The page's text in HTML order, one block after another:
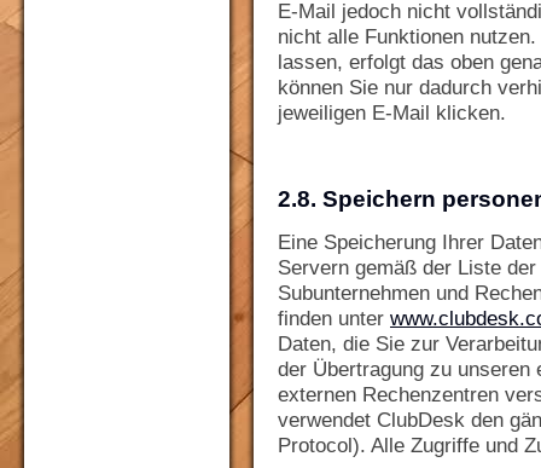
E-Mail jedoch nicht
nicht alle Funktionen
lassen, erfolgt das oben
können Sie nur dadurch
jeweiligen E-Mail klicken.
2.8. Speichern
Eine Speicherung Ihrer
Servern gemäß der Liste
Subunternehmen und
finden unter
Daten, die Sie zur
der Übertragung zu
externen Rechenzentren
verwendet ClubDesk den
Protocol). Alle Zugriffe und